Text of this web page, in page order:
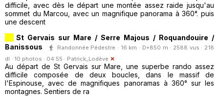
difficile, avec dès le départ une montée assez raide jusqu'au
sommet du Marcou, avec un magnifique panorama à 360°. puis
une descent
St Gervais sur Mare / Serre Majous / Roquandouire /
Banissous
Randonnée Pédestre · 16 km · D+850 m · 2588 vus · 218
dl · 10 photos · 04:55 · Patrick_Lodève
Au départ de St Gervais sur Mare, une superbe rando assez
difficile composée de deux boucles, dans le massif de
l'Espinouse, avec de magnifiques panoramas à 360° sur les
montagnes. Sentiers de ra